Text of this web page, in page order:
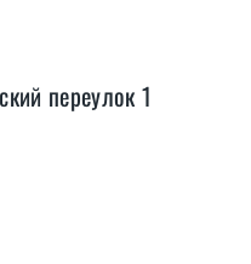
переулок 1